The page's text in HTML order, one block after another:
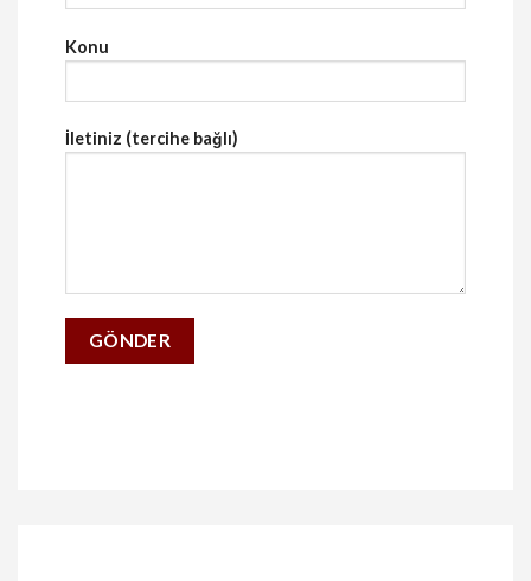
Konu
İletiniz (tercihe bağlı)